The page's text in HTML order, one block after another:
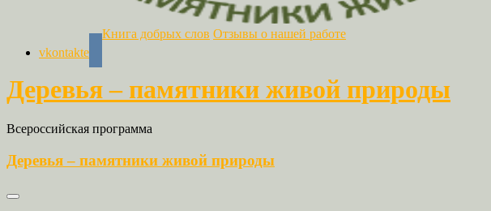
vkontakte
Книга добрых слов Отзывы о нашей работе
Деревья – памятники живой природы
Всероссийская программа
Деревья – памятники живой природы